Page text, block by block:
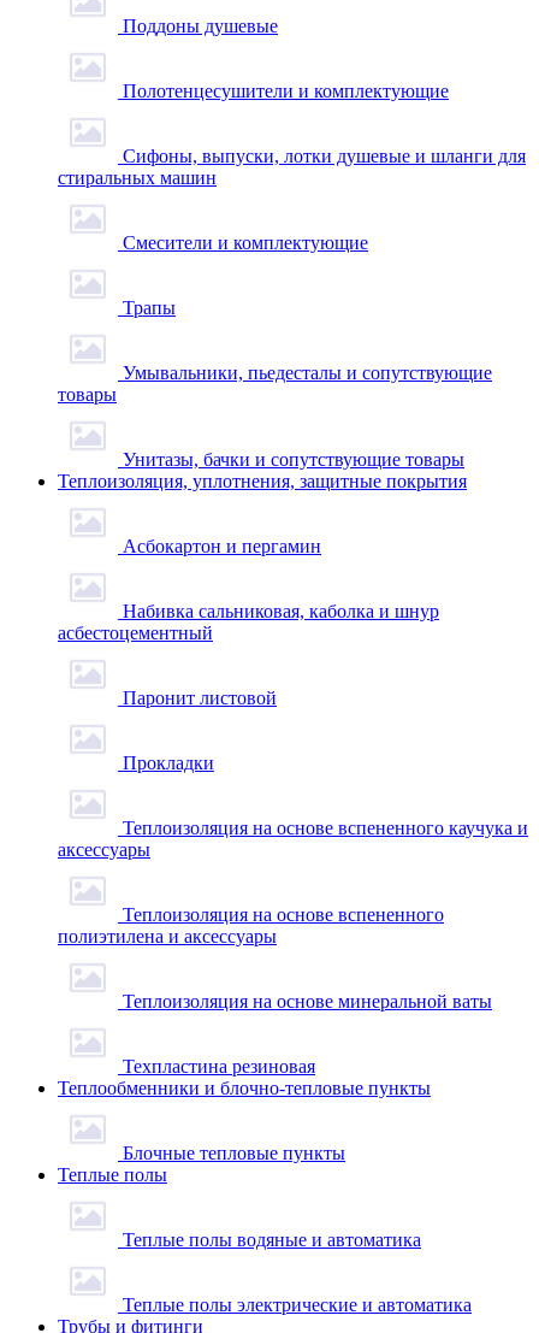
Поддоны душевые
Полотенцесушители и комплектующие
Сифоны, выпуски, лотки душевые и шланги для
стиральных машин
Смесители и комплектующие
Трапы
Умывальники, пьедесталы и сопутствующие
товары
Унитазы, бачки и сопутствующие товары
Теплоизоляция, уплотнения, защитные покрытия
Асбокартон и пергамин
Набивка сальниковая, каболка и шнур
асбестоцементный
Паронит листовой
Прокладки
Теплоизоляция на основе вспененного каучука и
аксессуары
Теплоизоляция на основе вспененного
полиэтилена и аксессуары
Теплоизоляция на основе минеральной ваты
Техпластина резиновая
Теплообменники и блочно-тепловые пункты
Блочные тепловые пункты
Теплые полы
Теплые полы водяные и автоматика
Теплые полы электрические и автоматика
Трубы и фитинги